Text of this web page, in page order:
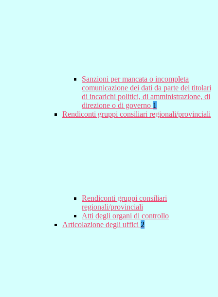
Sanzioni per mancata o incompleta
comunicazione dei dati da parte dei titolari
di incarichi politici, di amministrazione, di
direzione o di governo 1
Rendiconti gruppi consiliari regionali/provinciali
Rendiconti gruppi consiliari
regionali/provinciali
Atti degli organi di controllo
Articolazione degli uffici 2